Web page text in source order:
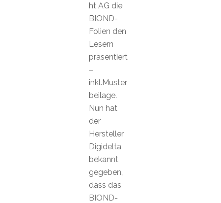
ht AG die
BIOND-
Folien den
Lesern
präsentiert
–
inkl.Muster
beilage.
Nun hat
der
Hersteller
Digidelta
bekannt
gegeben,
dass das
BIOND-